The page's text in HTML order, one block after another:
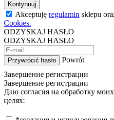
Kontynuuj
Akceptuję regulamin sklepu
Cookies.
ODZYSKAJ HASŁO
ODZYSKAJ HASŁO
Przywrócić hasło
Powrót
Завершение регистрации
Завершение регистрации
Даю согласия на обработку
целях: